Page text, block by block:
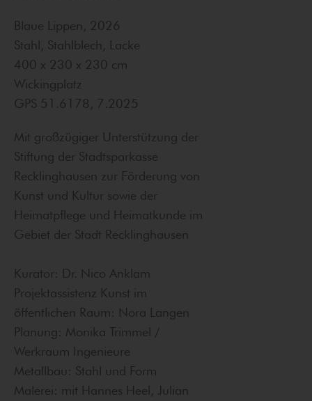
Blaue Lippen, 2026
Stahl, Stahlblech, Lacke
400 x 230 x 230 cm
Wickingplatz
GPS 51.6178, 7.2025
Mit großzügiger Unterstützung der
Stiftung der Stadtsparkasse
Recklinghausen zur Förderung von
Kunst und Kultur sowie der
Heimatpflege und Heimatkunde im
Gebiet der Stadt Recklinghausen
Kurator: Dr. Nico Anklam
Projektassistenz Kunst im
öffentlichen Raum: Nora Langen
Planung: Monika Trimmel /
Werkraum Ingenieure
Metallbau: Stahl und Form
Malerei: mit Hannes Heel, Julian